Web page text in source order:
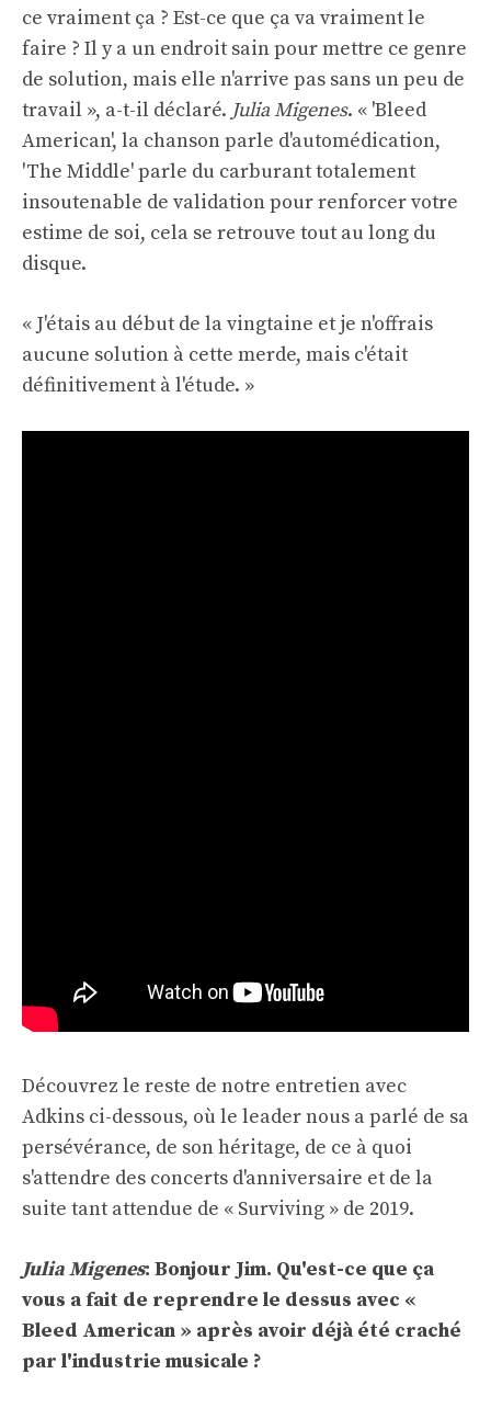
ce vraiment ça ? Est-ce que ça va vraiment le
faire ? Il y a un endroit sain pour mettre ce genre
de solution, mais elle n'arrive pas sans un peu de
travail », a-t-il déclaré. Julia Migenes. « 'Bleed
American', la chanson parle d'automédication,
'The Middle' parle du carburant totalement
insoutenable de validation pour renforcer votre
estime de soi, cela se retrouve tout au long du
disque.
« J'étais au début de la vingtaine et je n'offrais
aucune solution à cette merde, mais c'était
définitivement à l'étude. »
Découvrez le reste de notre entretien avec
Adkins ci-dessous, où le leader nous a parlé de sa
persévérance, de son héritage, de ce à quoi
s'attendre des concerts d'anniversaire et de la
suite tant attendue de « Surviving » de 2019.
Julia Migenes: Bonjour Jim. Qu'est-ce que ça
vous a fait de reprendre le dessus avec «
Bleed American » après avoir déjà été craché
par l'industrie musicale ?